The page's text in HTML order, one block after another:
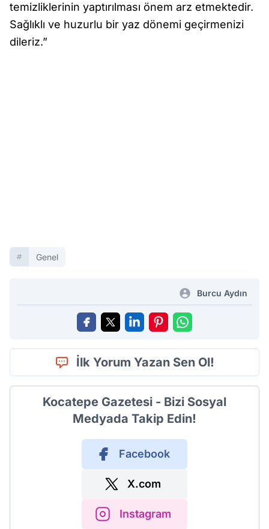
temizliklerinin yaptırılması önem arz etmektedir.
Sağlıklı ve huzurlu bir yaz dönemi geçirmenizi
dileriz.”
Genel
Burcu Aydın
İlk Yorum Yazan Sen Ol!
Kocatepe Gazetesi - Bizi Sosyal
Medyada Takip Edin!
Facebook
X.com
Instagram